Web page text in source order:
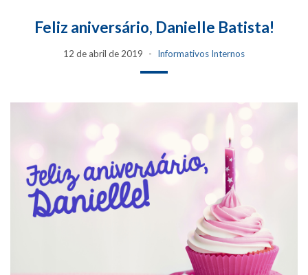
Feliz aniversário, Danielle Batista!
12 de abril de 2019 Informativos Internos